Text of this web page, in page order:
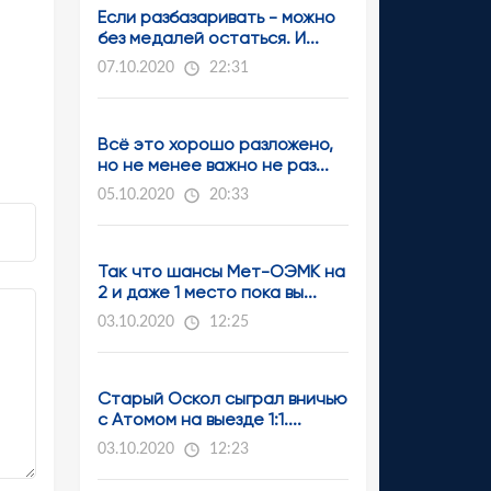
Если разбазаривать - можно
без медалей остаться. И...
07.10.2020 22:31
Всё это хорошо разложено,
но не менее важно не раз...
05.10.2020 20:33
Так что шансы Мет-ОЭМК на
2 и даже 1 место пока вы...
03.10.2020 12:25
Старый Оскол сыграл вничью
с Атомом на выезде 1:1....
03.10.2020 12:23